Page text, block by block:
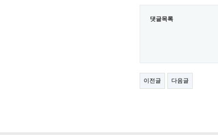
댓글목록
이전글 다음글